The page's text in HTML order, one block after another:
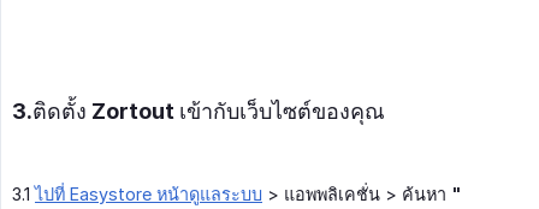
3.ติดตั้ง Zortout เข้ากับเว็บไซต์ของคุณ
3.1ไปที่ Easystore หน้าดูแลระบบ > แอพพลิเคชั่น > ค้นหา "